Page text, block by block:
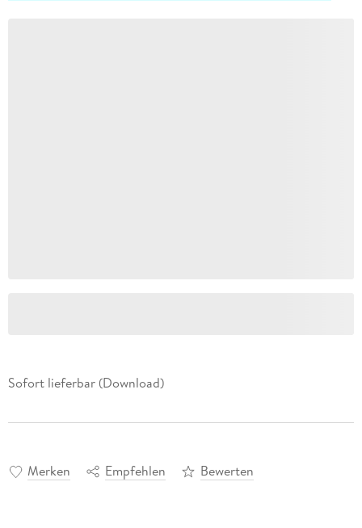
Sofort lieferbar (Download)
Merken Empfehlen Bewerten